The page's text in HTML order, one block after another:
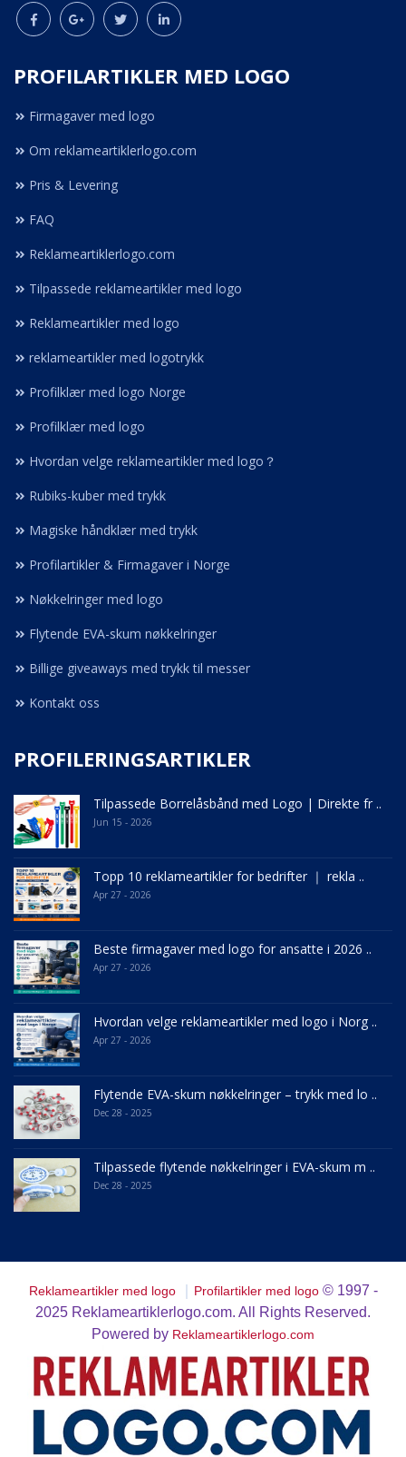
PROFILARTIKLER MED LOGO
Firmagaver med logo
Om reklameartiklerlogo.com
Pris & Levering
FAQ
Reklameartiklerlogo.com
Tilpassede reklameartikler med logo
Reklameartikler med logo
reklameartikler med logotrykk
Profilklær med logo Norge
Profilklær med logo
Hvordan velge reklameartikler med logo？
Rubiks-kuber med trykk
Magiske håndklær med trykk
Profilartikler & Firmagaver i Norge
Nøkkelringer med logo
Flytende EVA-skum nøkkelringer
Billige giveaways med trykk til messer
Kontakt oss
PROFILERINGSARTIKLER
Tilpassede Borrelåsbånd med Logo | Direkte fr ..
Jun 15 - 2026
Topp 10 reklameartikler for bedrifter ｜ rekla ..
Apr 27 - 2026
Beste firmagaver med logo for ansatte i 2026 ..
Apr 27 - 2026
Hvordan velge reklameartikler med logo i Norg ..
Apr 27 - 2026
Flytende EVA-skum nøkkelringer – trykk med lo ..
Dec 28 - 2025
Tilpassede flytende nøkkelringer i EVA-skum m ..
Dec 28 - 2025
Reklameartikler med logo｜ Profilartikler med logo © 1997 -
2025 Reklameartiklerlogo.com. All Rights Reserved.
Powered by Reklameartiklerlogo.com